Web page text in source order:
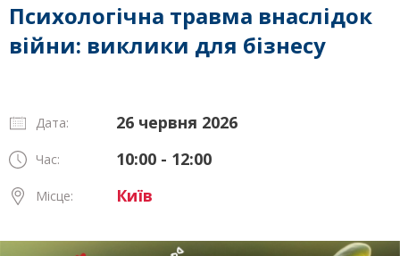
Психологічна травма внаслідок
війни: виклики для бізнесу
Дата: 26 червня 2026
Час: 10:00 - 12:00
Місце: Київ